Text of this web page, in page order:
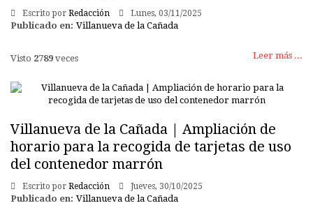
Escrito por Redacción Lunes, 03/11/2025
Publicado en: Villanueva de la Cañada
Leer más ...
Visto 2789 veces
Villanueva de la Cañada | Ampliación de
horario para la recogida de tarjetas de uso
del contenedor marrón
Escrito por Redacción Jueves, 30/10/2025
Publicado en: Villanueva de la Cañada